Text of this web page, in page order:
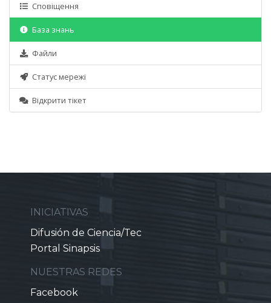
Сповіщення
База знань
Файли
Статус мережі
Відкрити тікет
INICIATIVAS
Difusión de Ciencia/Tec
Portal Sinapsis
NUESTRAS REDES
Facebook